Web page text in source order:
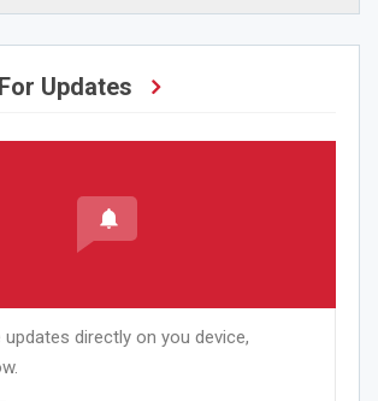
Updates
updates directly on you device,